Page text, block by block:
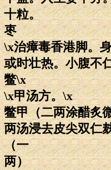
十粒。
枣
\x治瘴毒香港脚。
或时壮热。小腹不
鳖\x
\x甲汤方。\x
鳖甲（二两涂醋炙
两汤浸去皮尖双仁
（一
两）